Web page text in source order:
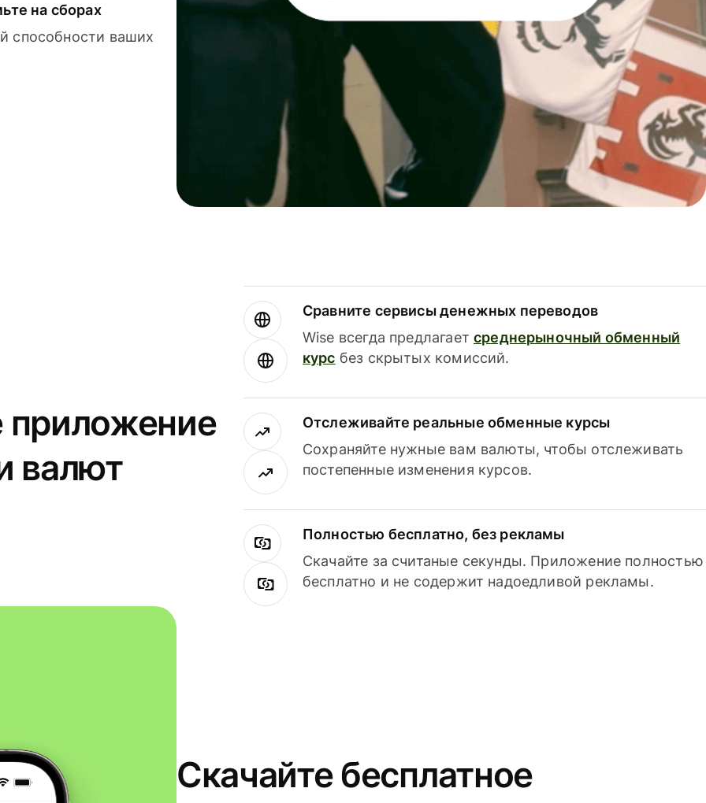
на сборах
способности ваших
приложение
валют
Сравните сервисы денежных переводов
Wise всегда предлагаетсреднерыночный обменный
курс без скрытых комиссий.
Отслеживайте реальные обменные курсы
Сохраняйте нужные вам валюты, чтобы отслеживать
постепенные изменения курсов.
Полностью бесплатно, без рекламы
Скачайте за считаные секунды. Приложение полностью
бесплатно и не содержит надоедливой рекламы.
Скачайте бесплатное